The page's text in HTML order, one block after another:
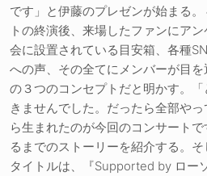
です」と伊藤のプレゼンが始まる
トの終演後、来場したファンにア
会に設置されている目安箱、各種
への声、その全てにメンバーが目
の３つのコンセプトだと明かす。
きませんでした。だったら全部や
ら生まれたのが今回のコンサート
るまでのストーリーを紹介する。
タイトルは、『Supported by ロー